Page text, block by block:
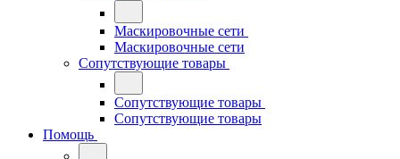
Маскировочные сети
Маскировочные сети
Сопутствующие товары
Сопутствующие товары
Сопутствующие товары
Помощь